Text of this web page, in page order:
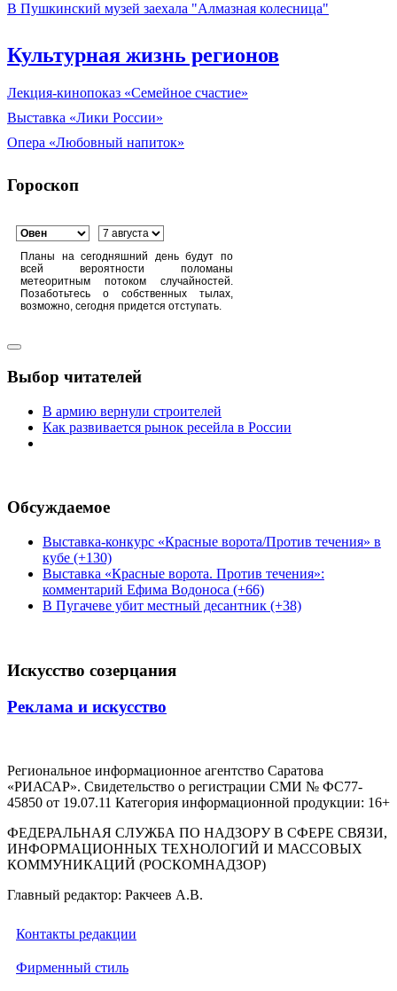
В Пушкинский музей заехала "Алмазная колесница"
Культурная жизнь регионов
Лекция-кинопоказ «Семейное счастие»
Выставка «Лики России»
Опера «Любовный напиток»
Гороскоп
Планы на сегодняшний день будут по
всей вероятности поломаны
метеоритным потоком случайностей.
Позаботьтесь о собственных тылах,
возможно, сегодня придется отступать.
Выбор читателей
В армию вернули строителей
Как развивается рынок ресейла в России
Обсуждаемое
Выставка-конкурс «Красные ворота/Против течения» в
кубе (+130)
Выставка «Красные ворота. Против течения»:
комментарий Ефима Водоноса (+66)
В Пугачеве убит местный десантник (+38)
Искусство созерцания
Реклама и искусство
Региональное информационное агентство Саратова
«РИАСАР». Свидетельство о регистрации СМИ № ФС77-
45850 от 19.07.11 Категория информационной продукции: 16+
ФЕДЕРАЛЬНАЯ СЛУЖБА ПО НАДЗОРУ В СФЕРЕ СВЯЗИ,
ИНФОРМАЦИОННЫХ ТЕХНОЛОГИЙ И МАССОВЫХ
КОММУНИКАЦИЙ (РОСКОМНАДЗОР)
Главный редактор: Ракчеев А.В.
Контакты редакции
Фирменный стиль